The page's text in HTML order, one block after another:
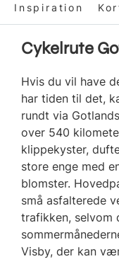
Inspiration
Cykelrute
Hvis du vil have
har tiden til det,
rundt via
over 540
klippekyster,
store enge med
blomster.
små asfalterede
trafikken, selvom
Visby, der kan